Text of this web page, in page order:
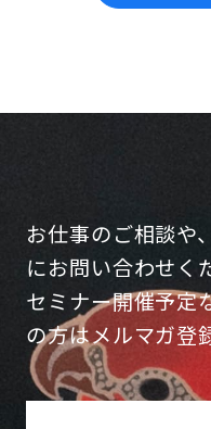
お仕事のご相談や
にお問い合わせく
セミナー開催予定
の方はメルマガ登